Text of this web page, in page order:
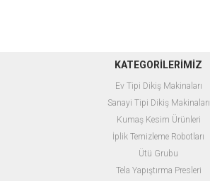
KATEGORİLERİMİZ
Ev Tipi Dikiş Makinaları
Sanayi Tipi Dikiş Makinaları
Kumaş Kesim Ürünleri
İplik Temizleme Robotları
Ütü Grubu
Tela Yapıştırma Presleri